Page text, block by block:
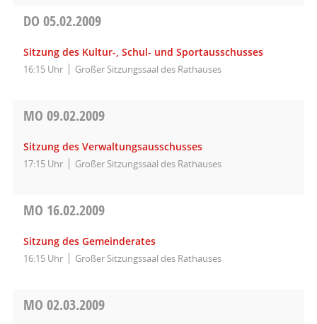
DO 05.02.2009
Sitzung des Kultur-, Schul- und Sportausschusses
16:15 Uhr Großer Sitzungssaal des Rathauses
MO 09.02.2009
Sitzung des Verwaltungsausschusses
17:15 Uhr Großer Sitzungssaal des Rathauses
MO 16.02.2009
Sitzung des Gemeinderates
16:15 Uhr Großer Sitzungssaal des Rathauses
MO 02.03.2009